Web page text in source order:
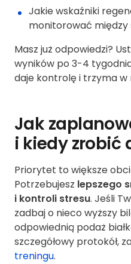
Jakie wskaźniki
monitorować między
Masz już odpowiedzi?
wyników po 3-4
daje kontrolę i trzyma w
Jak
i kiedy zrobić
Priorytet to większe
Potrzebujesz lepszego
i kontroli stresu. Jeśli
zadbaj o nieco wyższy
odpowiednią podaż
szczegółowy protokół,
treningu.